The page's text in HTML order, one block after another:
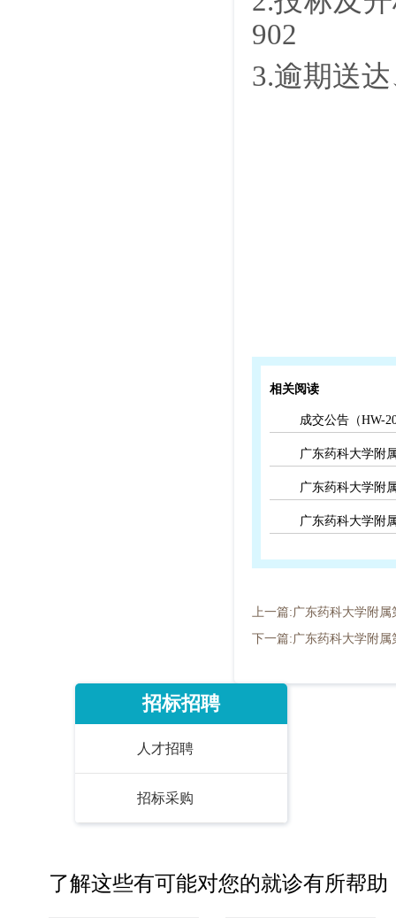
902
3.逾期送
相关阅读
成交公告（HW-
广东药科大学附
广东药科大学附
广东药科大学附
上一篇:广东药科大学附
下一篇:广东药科大学附
招标招聘
人才招聘
招标采购
了解这些有可能对您的就诊有所帮助